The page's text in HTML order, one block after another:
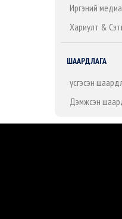
Иргэний медиа
Хариулт &
ШААРДЛАГА
Үүсгэсэн
Дэмжсэн